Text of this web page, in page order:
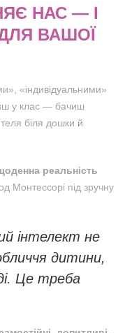
НАС — І
ВАШОЇ
«індивідуальними»
у клас — бачиш
біля дошки й
реальність
Монтессорі під зручну
інтелект не
дитини,
Це треба